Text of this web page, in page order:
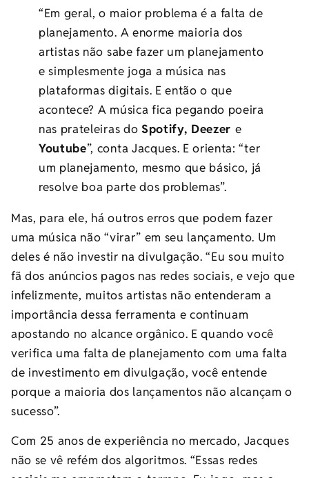
“Em geral, o maior problema é a falta de
planejamento. A enorme maioria dos
artistas não sabe fazer um planejamento
e simplesmente joga a música nas
plataformas digitais. E então o que
acontece? A música fica pegando poeira
nas prateleiras do Spotify, Deezer e
Youtube”, conta Jacques. E orienta: “ter
um planejamento, mesmo que básico, já
resolve boa parte dos problemas”.
Mas, para ele, há outros erros que podem fazer
uma música não “virar” em seu lançamento. Um
deles é não investir na divulgação. “Eu sou muito
fã dos anúncios pagos nas redes sociais, e vejo que
infelizmente, muitos artistas não entenderam a
importância dessa ferramenta e continuam
apostando no alcance orgânico. E quando você
verifica uma falta de planejamento com uma falta
de investimento em divulgação, você entende
porque a maioria dos lançamentos não alcançam o
sucesso”.
Com 25 anos de experiência no mercado, Jacques
não se vê refém dos algoritmos. “Essas redes